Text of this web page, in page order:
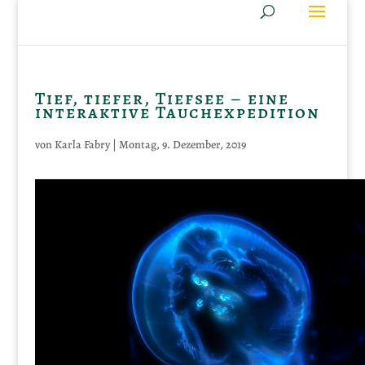
Tief, tiefer, Tiefsee – eine
interaktive Tauchexpedition
vonKarla Fabry| Montag, 9. Dezember, 2019